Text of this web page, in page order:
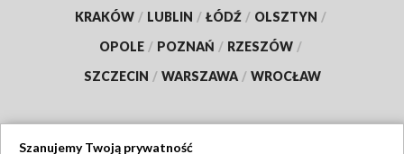
KRAKÓW / LUBLIN / ŁÓDŹ / OLSZTYN /
OPOLE / POZNAŃ / RZESZÓW /
SZCZECIN / WARSZAWA / WROCŁAW
Szanujemy Twoją prywatność